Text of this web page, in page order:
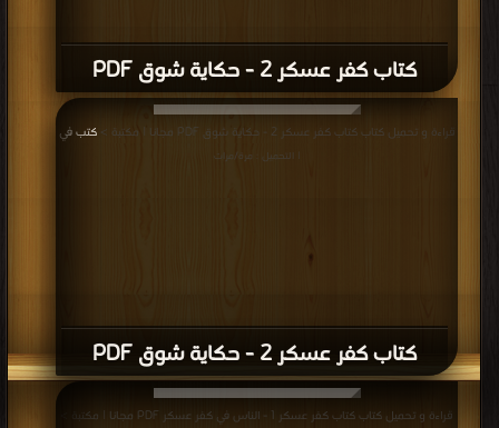
كتاب كفر عسكر 2 - حكاية شوق PDF
كتاب كفر عسكر 2 - حكاية شوق PDF
قراءة و تحميل كتاب كتاب كفر عسكر 2 - حكاية شوق PDF مجانا | مكتبة > كتب في
| التحميل : مرة/مرات
قراءة و تحميل كتاب كتاب كفر عسكر 1 - الناس في كفر عسكر PDF مجانا | مكتبة >